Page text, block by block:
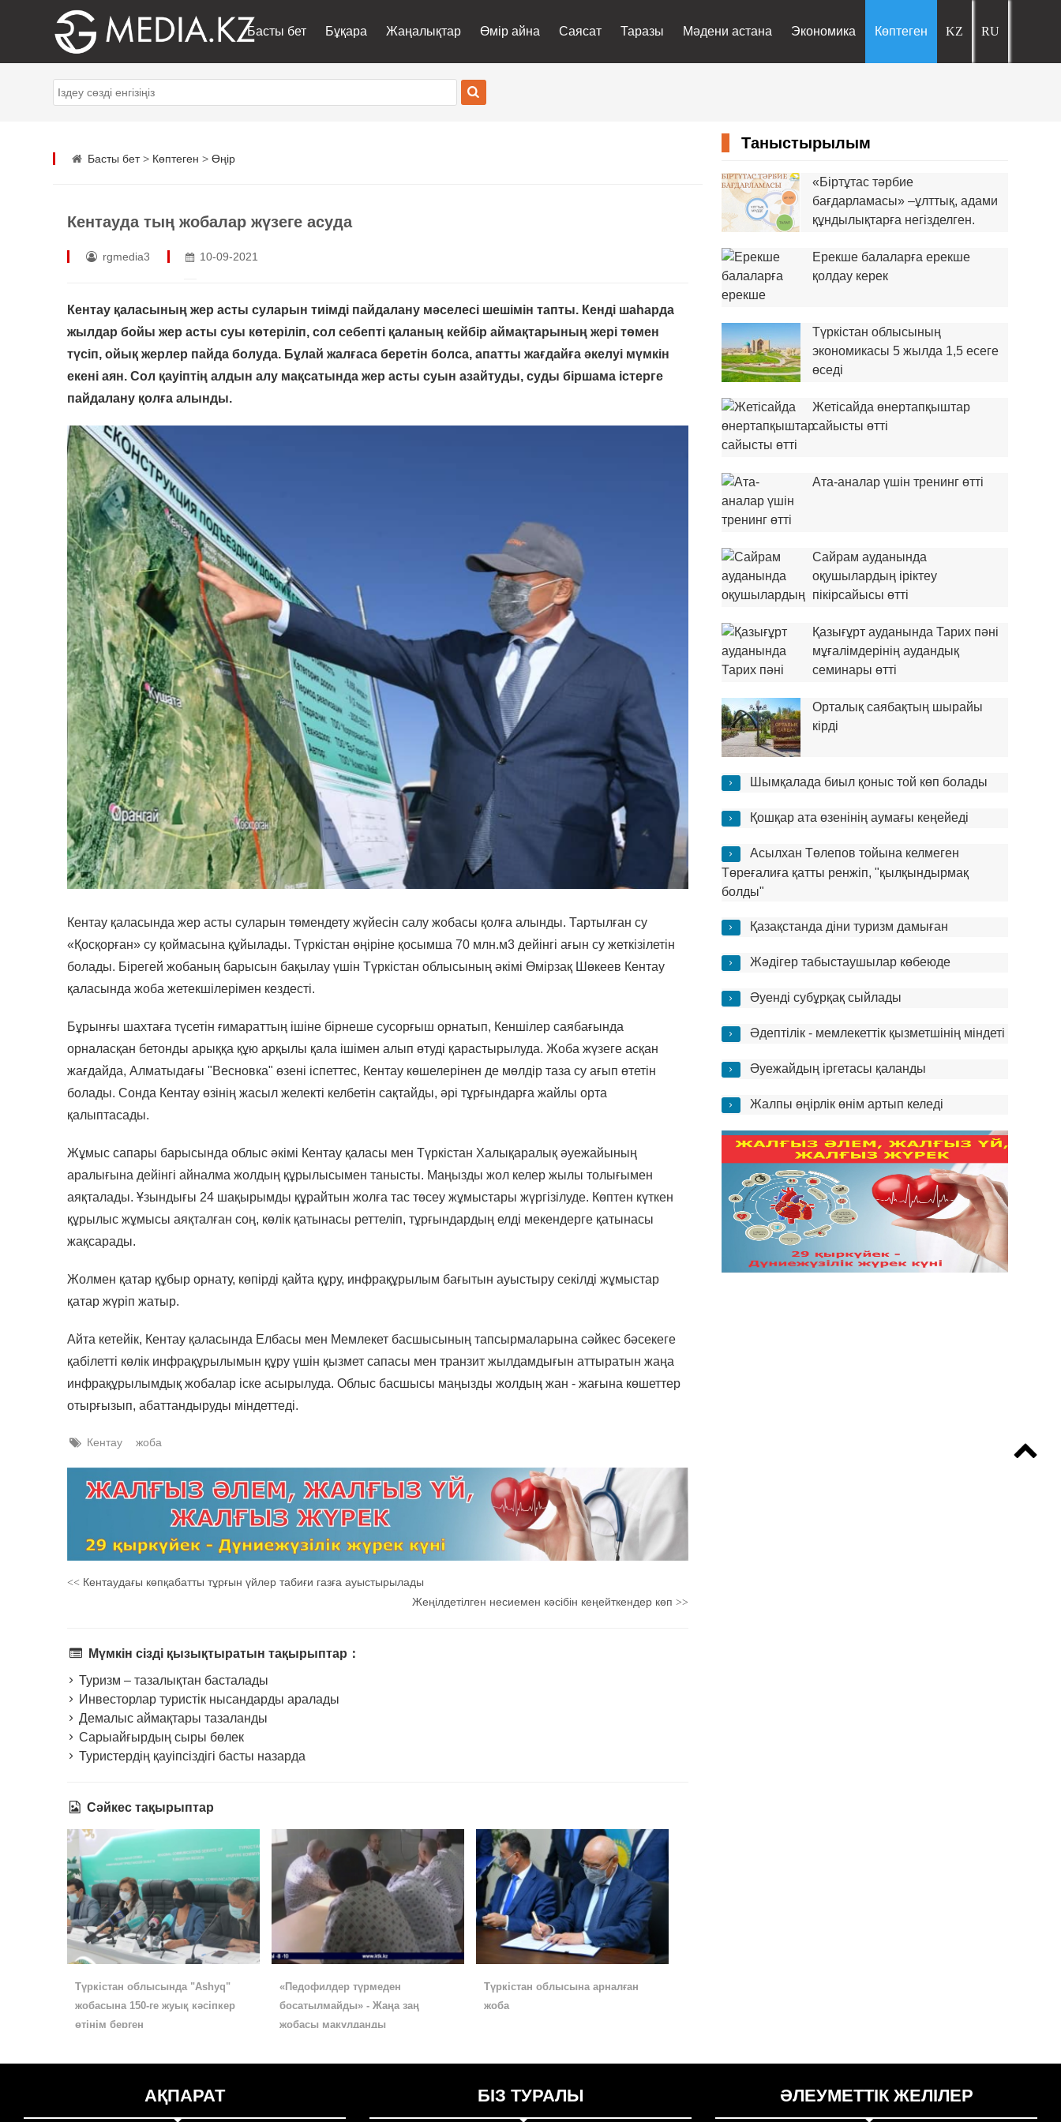
Басты бет Бұқара Жаңалықтар Өмір айна Саясат Таразы Мәдени астана Экономика Көптеген
Басты бет> Көптеген > Өңір
Кентауда тың жобалар жүзеге асуда
rgmedia3 10-09-2021
Кентау қаласының жер асты суларын тиімді пайдалану мәселесі шешімін тапты. Кенді шаһарда
жылдар бойы жер асты суы көтеріліп, сол себепті қаланың кейбір аймақтарының жері төмен
түсіп, ойық жерлер пайда болуда. Бұлай жалғаса беретін болса, апатты жағдайға әкелуі мүмкін
екені аян. Сол қауіптің алдын алу мақсатында жер асты суын азайтуды, суды біршама істерге
пайдалану қолға алынды.
Кентау қаласында жер асты суларын төмендету жүйесін салу жобасы қолға алынды. Тартылған су
«Қосқорған» су қоймасына құйылады. Түркістан өңіріне қосымша 70 млн.м3 дейiнгi ағын су жеткізілетін
болады. Бірегей жобаның барысын бақылау үшін Түркістан облысының әкімі Өмірзақ Шөкеев Кентау
қаласында жоба жетекшілерімен кездесті.
Бұрынғы шахтаға түсетін ғимараттың ішіне бірнеше сусорғыш орнатып, Кеншілер саябағында
орналасқан бетонды арыққа құю арқылы қала ішімен алып өтуді қарастырылуда. Жоба жүзеге асқан
жағдайда, Алматыдағы "Весновка" өзені іспеттес, Кентау көшелерінен де мөлдір таза су ағып өтетін
болады. Сонда Кентау өзінің жасыл желекті келбетін сақтайды, әрі тұрғындарға жайлы орта
қалыптасады.
Жұмыс сапары барысында облыс әкімі Кентау қаласы мен Түркістан Халықаралық әуежайының
аралығына дейінгі айналма жолдың құрылысымен танысты. Маңызды жол келер жылы толығымен
аяқталады. Ұзындығы 24 шақырымды құрайтын жолға тас төсеу жұмыстары жүргізілуде. Көптен күткен
құрылыс жұмысы аяқталған соң, көлік қатынасы реттеліп, тұрғындардың елді мекендерге қатынасы
жақсарады.
Жолмен қатар құбыр орнату, көпірді қайта құру, инфрақұрылым бағытын ауыстыру секілді жұмыстар
қатар жүріп жатыр.
Айта кетейік, Кентау қаласында Елбасы мен Мемлекет басшысының тапсырмаларына сәйкес бәсекеге
қабілетті көлік инфрақұрылымын құру үшін қызмет сапасы мен транзит жылдамдығын аттыратын жаңа
инфрақұрылымдық жобалар іске асырылуда. Облыс басшысы маңызды жолдың жан - жағына көшеттер
отырғызып, абаттандыруды міндеттеді.
Кентау жоба
<< Кентаудағы көпқабатты тұрғын үйлер табиғи газға ауыстырылады
Жеңілдетілген несиемен кәсібін кеңейткендер көп >>
Мүмкін сізді қызықтыратын тақырыптар：
Туризм – тазалықтан басталады
Инвесторлар туристік нысандарды аралады
Демалыс аймақтары тазаланды
Сарыайғырдың сыры бөлек
Туристердің қауіпсіздігі басты назарда
Сәйкес тақырыптар
Түркістан облысында "Ashyq"
жобасына 150-ге жуық кәсіпкер
өтінім берген
«Педофилдер түрмеден
босатылмайды» - Жаңа заң
жобасы мақұлданды
Түркістан облысына арналған
жоба
Таныстырылым
«Біртұтас тәрбие
бағдарламасы» –ұлттық, адами
құндылықтарға негізделген.
Ерекше балаларға ерекше
қолдау керек
Түркістан облысының
экономикасы 5 жылда 1,5 есеге
өседі
Жетісайда өнертапқыштар
сайысты өтті
Ата-аналар үшін тренинг өтті
Сайрам ауданында
оқушылардың іріктеу
пікірсайысы өтті
Қазығұрт ауданында Тарих пәні
мұғалімдерінің аудандық
семинары өтті
Орталық саябақтың шырайы
кірді
Шымқалада биыл қоныс той көп болады
Қошқар ата өзенінің аумағы кеңейеді
Асылхан Төлепов тойына келмеген
Төреғалиға қатты ренжіп, "қылқындырмақ
болды"
Қазақстанда діни туризм дамыған
Жәдігер табыстаушылар көбеюде
Әуенді субұрқақ сыйлады
Әдептілік - мемлекеттік қызметшінің міндеті
Әуежайдың іргетасы қаланды
Жалпы өңірлік өнім артып келеді
АҚПАРАТ БІЗ ТУРАЛЫ ӘЛЕУМЕТТІК ЖЕЛІЛЕР